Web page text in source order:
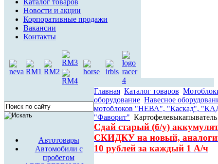
Каталог товаров
Новости и акции
Корпоративные продажи
Вакансии
Контакты
Автотовары
Автомобили с
пробегом
Главная Каталог товаров
оборудование Навесное
мотоблоков "НЕВА", "Каскад",
"Фаворит"
Сдай старый (б/у)
СКИДКУ на новый,
10 рублей за каждый 1 А/ч